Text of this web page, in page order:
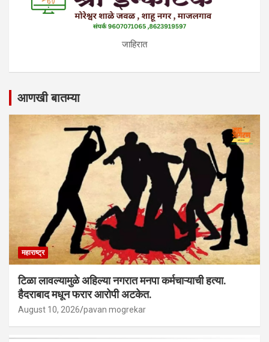
जाहिरात
आणखी बातम्या
महाराष्ट्र
टिळा लावल्यामुळे अहिल्या नगरात मनपा कर्मचाऱ्याची हत्या.
हैदराबाद मधून फरार आरोपी अटकेत.
August 10, 2026 pavan mogrekar